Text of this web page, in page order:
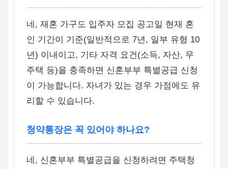
네, 재혼 가구도 입주자 모집 공고일 현재 혼
인 기간이 기준(일반적으로 7년, 일부 유형 10
년) 이내이고, 기타 자격 요건(소득, 자산, 무
주택 등)을 충족하면 신혼부부 특별공급 신청
이 가능합니다. 자녀가 있는 경우 가점에도 유
리할 수 있습니다.
청약통장은 꼭 있어야 하나요?
네, 신혼부부 특별공급을 신청하려면 주택청